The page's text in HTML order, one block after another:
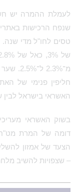
לעמלת ההמרה יש
שנפח הרכישות באתרי
טסים לחו"ל מדי
חליפין פנימי של
האשראי בישראל
בשוק האשראי
דומה של המרת מט"ח
הצעד של אמזון
– שצפויות להשיב